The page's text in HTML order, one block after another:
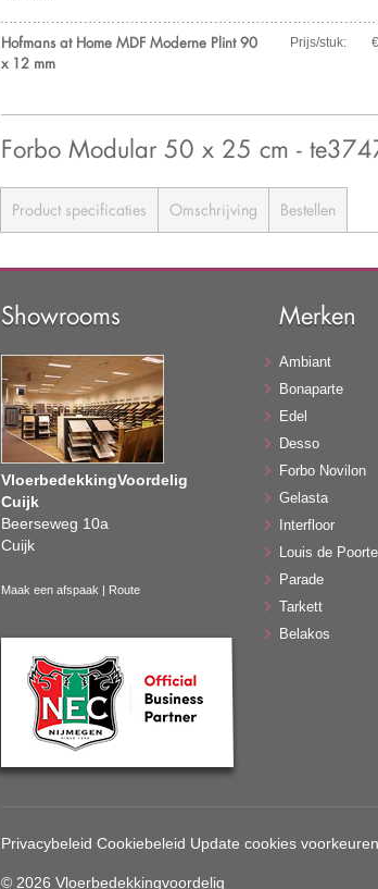
Hofmans at Home MDF Moderne Plint 90
x 12 mm
Prijs/stuk:
Forbo Modular 50 x 25 cm -
Product specificaties Omschrijving Bestellen
Showrooms
VloerbedekkingVoordelig
Cuijk
Beerseweg 10a
Cuijk
Maak een afspaak | Route
Merken
Ambiant
Bonaparte
Edel
Desso
Forbo Novilon
Gelasta
Interfloor
Louis de
Parade
Tarkett
Belakos
Privacybeleid Cookiebeleid Update cookies voorkeuren
© 2026 Vloerbedekkingvoordelig